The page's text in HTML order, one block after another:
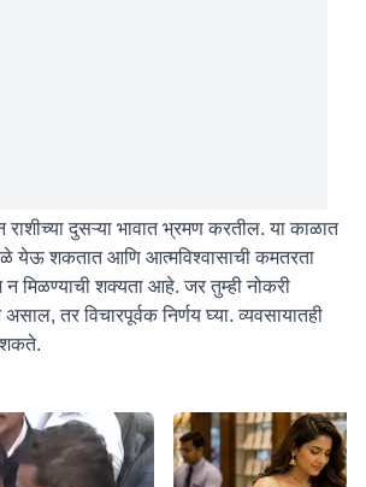
दुसऱ्या भावात भ्रमण करतील. या काळात
येऊ शकतात आणि आत्मविश्वासाची कमतरता
मिळण्याची शक्यता आहे. जर तुम्ही नोकरी
तर विचारपूर्वक निर्णय घ्या. व्यवसायातही
शकते.